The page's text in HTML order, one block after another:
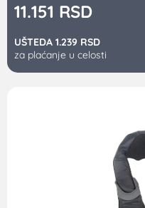
11.151 RSD
UŠTEDA 1.239 RSD
za plaćanje u celosti